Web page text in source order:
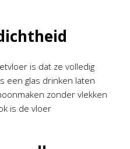
is dat ze volledig
een glas drinken laten
zonder vlekken
is de vloer